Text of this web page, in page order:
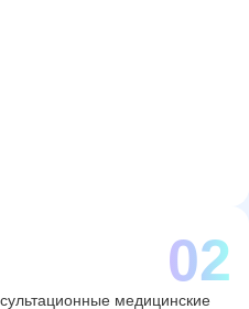
медицинские